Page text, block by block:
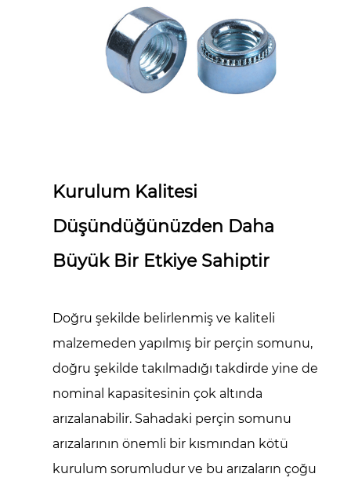
Kurulum Kalitesi
Düşündüğünüzden Daha
Büyük Bir Etkiye Sahiptir
Doğru şekilde belirlenmiş ve kaliteli
malzemeden yapılmış bir perçin somunu,
doğru şekilde takılmadığı takdirde yine de
nominal kapasitesinin çok altında
arızalanabilir. Sahadaki perçin somunu
arızalarının önemli bir kısmından kötü
kurulum sorumludur ve bu arızaların çoğu